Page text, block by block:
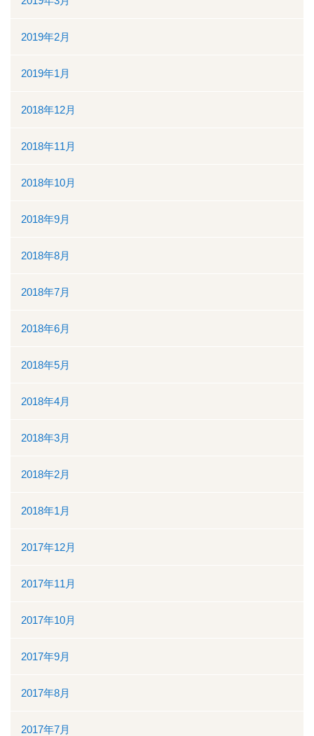
2019年2月
2019年1月
2018年12月
2018年11月
2018年10月
2018年9月
2018年8月
2018年7月
2018年6月
2018年5月
2018年4月
2018年3月
2018年2月
2018年1月
2017年12月
2017年11月
2017年10月
2017年9月
2017年8月
2017年7月